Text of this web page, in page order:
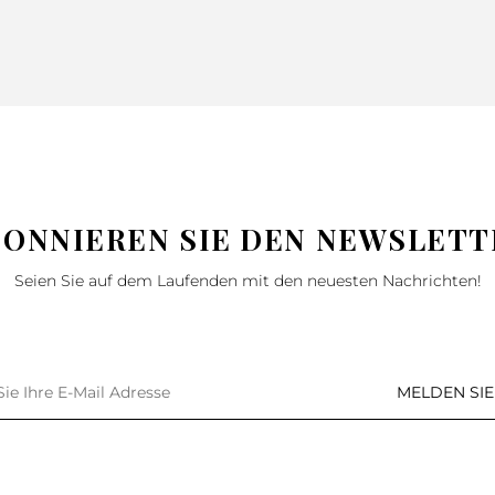
SIE DEN
Seien Sie auf dem Laufenden mit den neuesten Nachrichten!